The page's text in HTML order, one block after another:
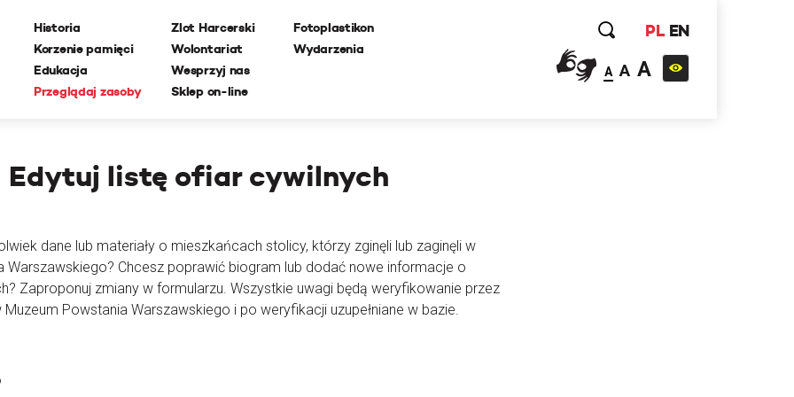
Historia
Korzenie pamięci
Edukacja
Przeglądaj zasoby
Zlot Harcerski
Wolontariat
Wesprzyj nas
Sklep on-line
Fotoplastikon
Wydarzenia
PL EN
A A A
Edytuj listę ofiar cywilnych
dane lub materiały o mieszkańcach stolicy, którzy zginęli lub zaginęli w
Warszawskiego? Chcesz poprawić biogram lub dodać nowe informacje o
Zaproponuj zmiany w formularzu. Wszystkie uwagi będą weryfikowanie przez
Powstania Warszawskiego i po weryfikacji uzupełniane w bazie.